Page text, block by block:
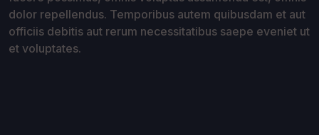
dolor repellendus. Temporibus autem quibusdam et aut
officiis debitis aut rerum necessitatibus saepe eveniet ut
et voluptates.